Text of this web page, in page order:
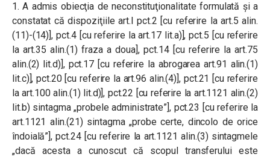
1. A admis obiecţia de neconstituţionalitate formulată şi a
constatat că dispoziţiile art.I pct.2 [cu referire la art.5 alin.
(11)-(14)], pct.4 [cu referire la art.17 lit.a)], pct.5 [cu referire
la art.35 alin.(1) fraza a doua], pct.14 [cu referire la art.75
alin.(2) lit.d)], pct.17 [cu referire la abrogarea art.91 alin.(1)
lit.c)], pct.20 [cu referire la art.96 alin.(4)], pct.21 [cu referire
la art.100 alin.(1) lit.d)], pct.22 [cu referire la art.1121 alin.(2)
lit.b) sintagma „probele administrate”], pct.23 [cu referire la
art.1121 alin.(21) sintagma „probe certe, dincolo de orice
îndoială”], pct.24 [cu referire la art.1121 alin.(3) sintagmele
„dacă acesta a cunoscut că scopul transferului este